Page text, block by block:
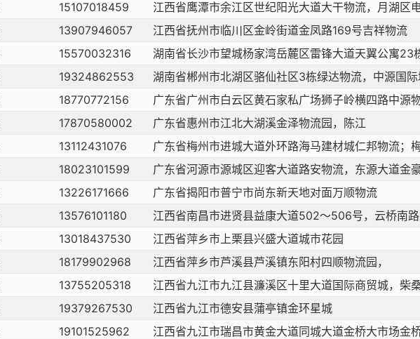
15107018459 江西省鹰潭市余江区世纪阳光大道大干物流，月湖区
13907946057 江西省抚州市临川区金岭街道金凤路169号吉祥物流
15570032316 湖南省长沙市望城杨家湾岳麓区雷锋大道天翼公寓23
19324862553 湖南省郴州市北湖区骆仙社区3栋绿达物流，中源国
18770772156 广东省广州市白云区黄石家私广场狮子岭横四路中源
17870580002 广东省惠州市江北大湖溪金泽物流园，陈江
13112431076 广东省梅州市进城大道外环路海马建材城仁邦物流；
18023101599 广东省河源市源城区迎客大道路安物流，东源大道金
13226171666 广东省揭阳市普宁市尚东新天地对面万顺物流
13576101180 江西省南昌市进贤县益康大道502～506号，云桥南
13018437530 江西省萍乡市上栗县兴盛大道城市花园
18179902968 江西省萍乡市芦溪县芦溪镇东阳村四顺物流园，
13755205318 江西省九江市九江县濂溪区十里大道国际商贸城，柴
19379267530 江西省九江市德安县蒲亭镇金环星城
19101525962 江西省九江市瑞昌市黄金大道同城大道金桥大市场金